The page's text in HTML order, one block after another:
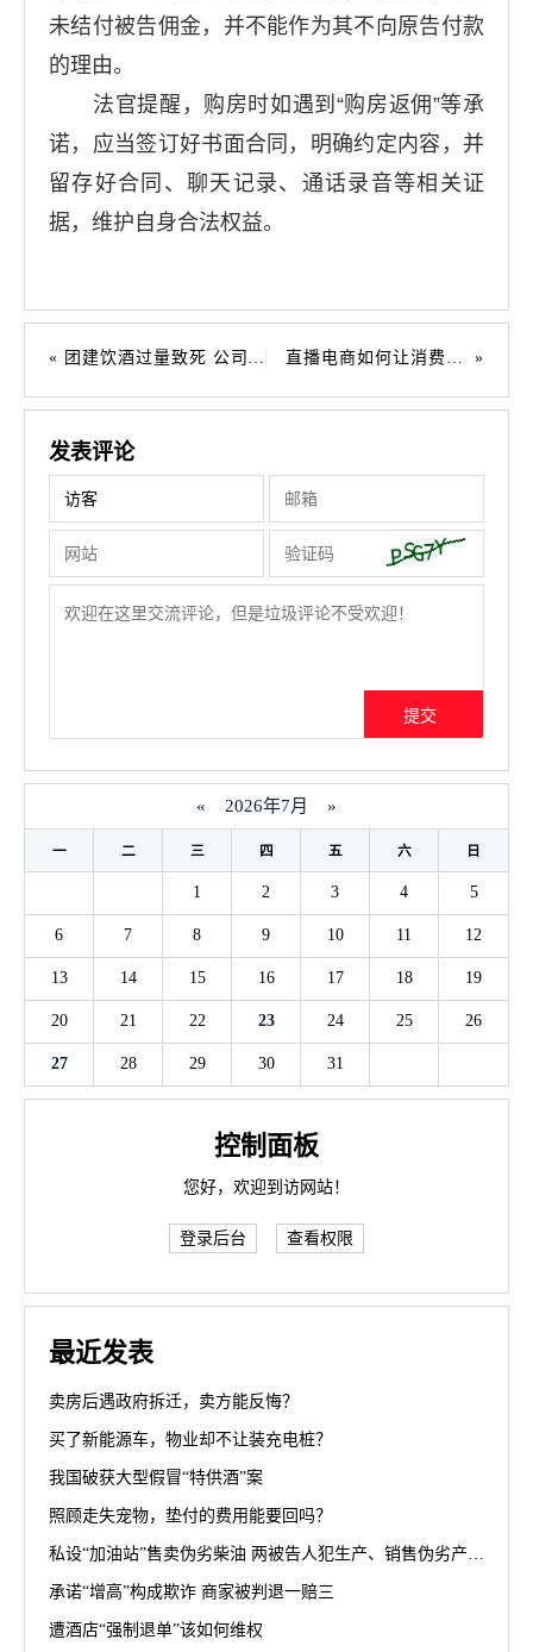
未结付被告佣金，并不能作为其不向原告付款
的理由。
法官提醒，购房时如遇到“购房返佣”等承
诺，应当签订好书面合同，明确约定内容，并
留存好合同、聊天记录、通话录音等相关证
据，维护自身合法权益。
团建饮酒过量致死 公司同饮均须担责 直播电商如何让消费者更放心？
发表评论
« 2026年7月 »
一 二 三 四 五 六 日
1 2 3 4 5
6 7 8 9 10 11 12
13 14 15 16 17 18 19
20 21 22 23 24 25 26
27 28 29 30 31
控制面板
您好，欢迎到访网站！
登录后台 查看权限
最近发表
卖房后遇政府拆迁，卖方能反悔？
买了新能源车，物业却不让装充电桩？
我国破获大型假冒“特供酒”案
照顾走失宠物，垫付的费用能要回吗？
私设“加油站”售卖伪劣柴油 两被告人犯生产、销售伪劣产品罪获刑罚
承诺“增高”构成欺诈 商家被判退一赔三
遭酒店“强制退单”该如何维权